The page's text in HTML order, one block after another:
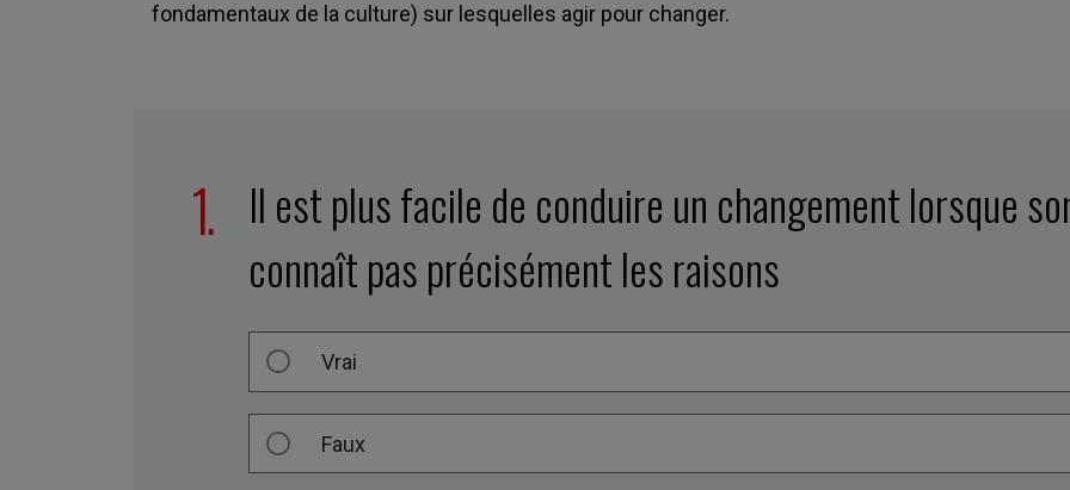
fondamentaux de la culture) sur lesquelles agir pour changer.
Il est plus facile de conduire un changement lorsque
connaît pas précisément les raisons
Vrai
Faux